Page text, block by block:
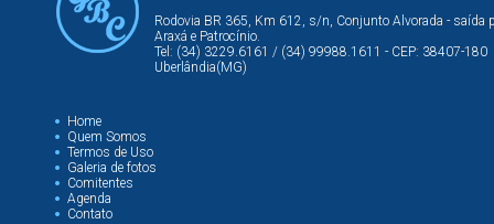
Rodovia BR 365, Km 612, s/n, Conjunto Alvorada - saída
Araxá e Patrocínio.
Tel: (34) 3229.6161 / (34) 99988.1611 - CEP: 38407-180
Uberlândia(MG)
Home
Quem Somos
Termos de Uso
Galeria de fotos
Comitentes
Agenda
Contato